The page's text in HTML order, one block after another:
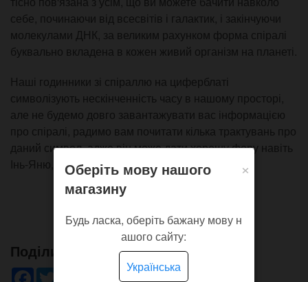
себе, починаючи від всесвітів і галактик, і закінчуючи
молекулами ДНК, за великим рахунком форма спіралі
буквально вкладена в кожен живий організм на планеті.
Наші годинники зі спіраллю на циферблаті
символізують нескінченність часу в нашому просторі,
але не будемо довго завантажувати вас інформацією
про спіралі, радимо вам почитати кілька трактувань про
даний символ, адже він може дати хорошу фору навіть
Інь-Яню, але це вже інша історія.
Поділись!
Facebook WhatsApp
ViberPinterestTelegram
×
Оберіть мову нашого
магазину
Будь ласка, оберіть бажану мову н
ашого сайту:
Українська